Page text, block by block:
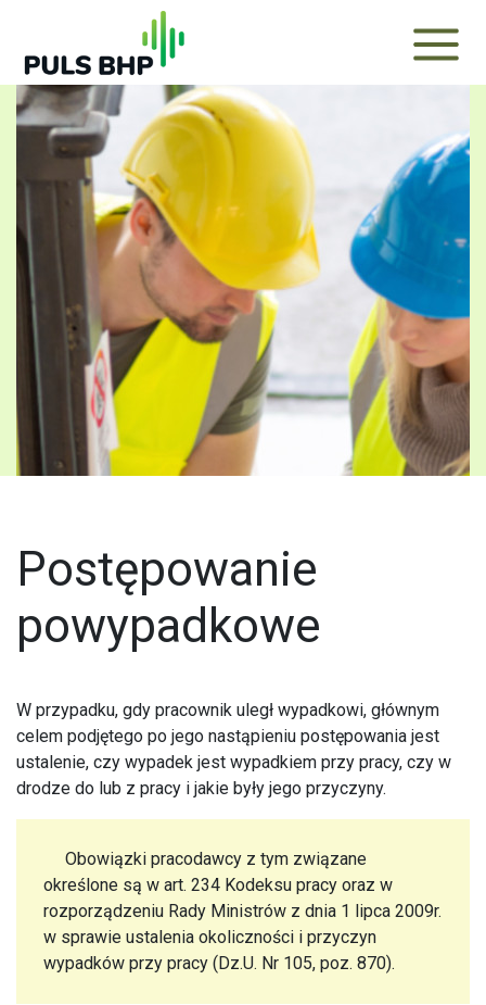
Postępowanie
powypadkowe
W przypadku, gdy pracownik uległ wypadkowi, głównym
celem podjętego po jego nastąpieniu postępowania jest
ustalenie, czy wypadek jest wypadkiem przy pracy, czy w
drodze do lub z pracy i jakie były jego przyczyny.
Obowiązki pracodawcy z tym związane
określone są w art. 234 Kodeksu pracy oraz w
rozporządzeniu Rady Ministrów z dnia 1 lipca 2009r.
w sprawie ustalenia okoliczności i przyczyn
wypadków przy pracy (Dz.U. Nr 105, poz. 870).